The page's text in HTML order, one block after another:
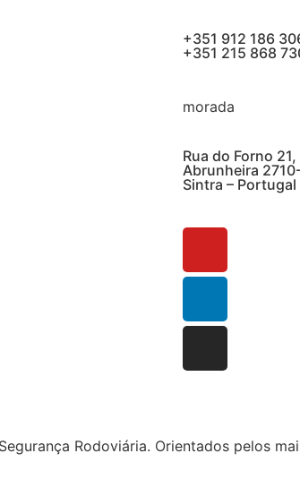
+351 912 186
+351 215 868
morada
Rua do Forno
Abrunheira
Sintra – Portugal
Rodoviária. Orientados pelos